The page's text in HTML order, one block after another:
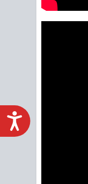
ACCESIBILIDAD